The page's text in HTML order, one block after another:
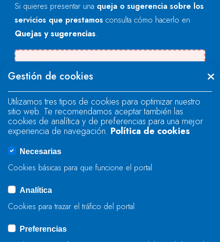
Si quieres presentar una queja o sugerencia sobre los
servicios que prestamos consulta cómo hacerlo en
Quejas y sugerencias.
"text".
Se produjo un error al cargar el campo
"text".
Se produjo un error al cargar el campo
ENVIAR
Gestión de cookies
Utilizamos tres tipos de cookies para optimizar nuestro
sitio web. Te recomendamos aceptar también las
cookies de analítica y de preferencias para una mejor
experiencia de navegación. Política de cookies
Necesarias
Cookies básicas para que funcione el portal
Analítica
Cookies para trazar el tráfico del portal
Preferencias